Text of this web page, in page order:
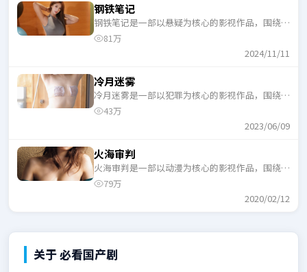
钢铁笔记
钢铁笔记是一部以悬疑为核心的影视作品，围绕危
机、反转与人物成长展开，整体节奏紧凑，适合一
81万
2024/11/11
冷月迷雾
冷月迷雾是一部以犯罪为核心的影视作品，围绕危
机、反转与人物成长展开，整体节奏紧凑，适合一
43万
2023/06/09
火海审判
火海审判是一部以动漫为核心的影视作品，围绕危
机、反转与人物成长展开，整体节奏紧凑，适合一
79万
2020/02/12
关于必看国产剧